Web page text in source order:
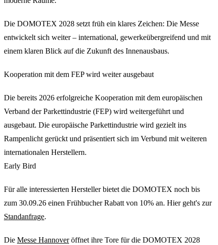
Die DOMOTEX 2028 setzt früh ein klares Zeichen: Die Messe
entwickelt sich weiter – international, gewerkeübergreifend und mit
einem klaren Blick auf die Zukunft des Innenausbaus.
Kooperation mit dem FEP wird weiter ausgebaut
Die bereits 2026 erfolgreiche Kooperation mit dem europäischen
Verband der Parkettindustrie (FEP) wird weitergeführt und
ausgebaut. Die europäische Parkettindustrie wird gezielt ins
Rampenlicht gerückt und präsentiert sich im Verbund mit weiteren
internationalen Herstellern.
Early Bird
Für alle interessierten Hersteller bietet die DOMOTEX noch bis
zum 30.09.26 einen Frühbucher Rabatt von 10% an. Hier geht's zur
Standanfrage.
Die Messe Hannoveröffnet ihre Tore für die DOMOTEX 2028